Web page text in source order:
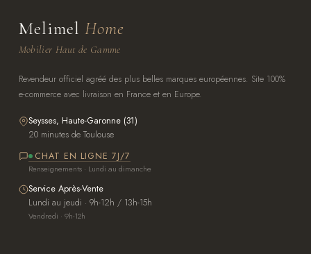
Melimel Home
Mobilier Haut de Gamme
Revendeur officiel agréé des plus belles marques européennes. Site 100%
e-commerce avec livraison en France et en Europe.
Seysses, Haute-Garonne (31)
20 minutes de Toulouse
CHAT EN LIGNE 7J/7
Renseignements · Lundi au dimanche
Service Après-Vente
Lundi au jeudi · 9h-12h / 13h-15h
Vendredi · 9h-12h